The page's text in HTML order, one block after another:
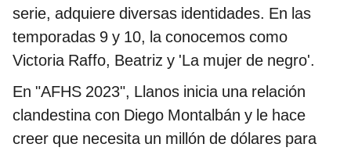
serie, adquiere diversas identidades. En las
temporadas 9 y 10, la conocemos como
Victoria Raffo, Beatriz y 'La mujer de negro'.
En "AFHS 2023", Llanos inicia una relación
clandestina con Diego Montalbán y le hace
creer que necesita un millón de dólares para